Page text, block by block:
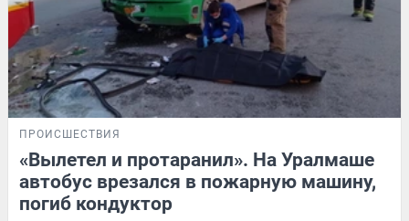
ПРОИСШЕСТВИЯ
«Вылетел и протаранил». На Уралмаше
автобус врезался в пожарную машину,
погиб кондуктор